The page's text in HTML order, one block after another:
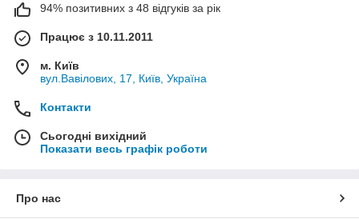
94% позитивних з 48 відгуків за рік
Працює з 10.11.2011
м. Київ
вул.Вавілових, 17, Київ, Україна
Контакти
Сьогодні вихідний
Показати весь графік роботи
Про нас